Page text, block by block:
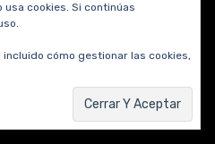
cookies. Si continúas
cómo gestionar las cookies,